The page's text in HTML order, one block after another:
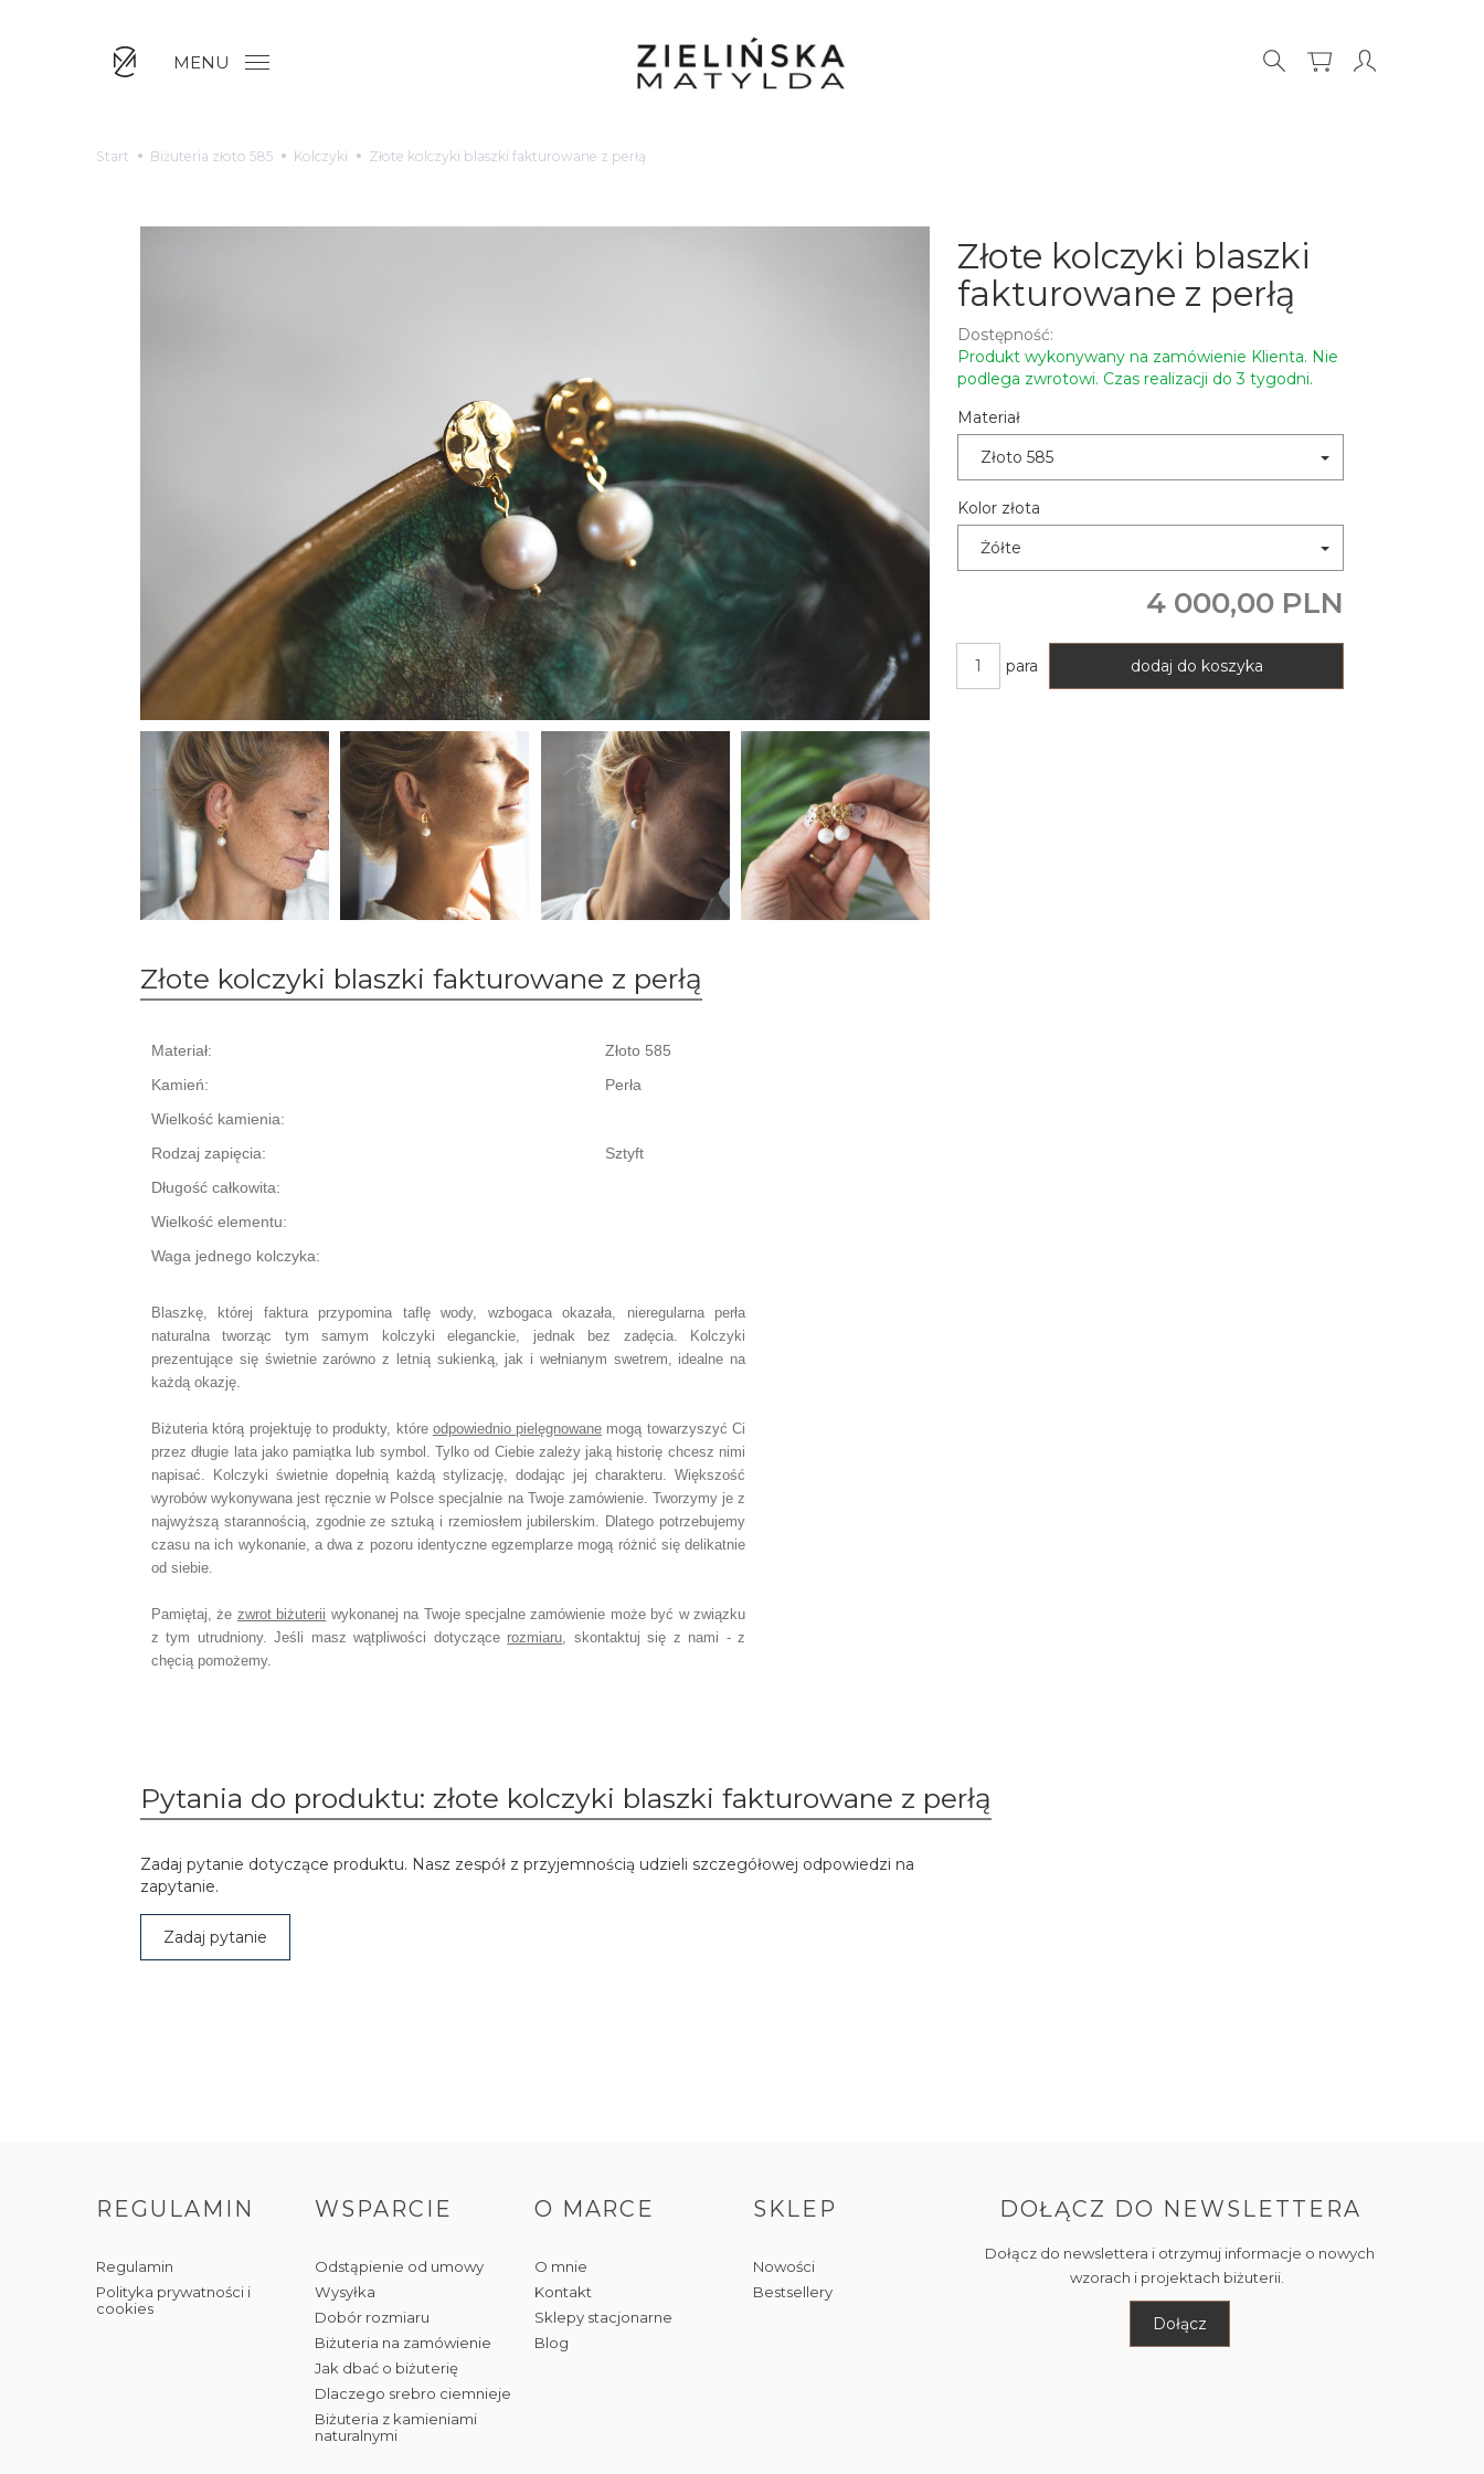
MENU
Start Biżuteria złoto 585 Kolczyki Złote kolczyki blaszki fakturowane z perłą
Złote kolczyki blaszki
fakturowane z perłą
Dostępność:
Produkt wykonywany na zamówienie Klienta. Nie
podlega zwrotowi. Czas realizacji do 3 tygodni.
Materiał
Złoto 585
Kolor złota
Żółte
4 000,00 PLN
para dodaj do koszyka
Złote kolczyki blaszki fakturowane z perłą
Materiał:
Złoto 585
Kamień:
Perła
Wielkość kamienia:
Rodzaj zapięcia:
Sztyft
Długość całkowita:
Wielkość elementu:
Waga jednego kolczyka:
Blaszkę, której faktura przypomina taflę wody, wzbogaca okazała, nieregularna perła
naturalna tworząc tym samym kolczyki eleganckie, jednak bez zadęcia. Kolczyki
prezentujące się świetnie zarówno z letnią sukienką, jak i wełnianym swetrem, idealne na
każdą okazję.
Biżuteria którą projektuję to produkty, które odpowiednio pielęgnowane mogą towarzyszyć Ci
przez długie lata jako pamiątka lub symbol. Tylko od Ciebie zależy jaką historię chcesz nimi
napisać.
Kolczyki świetnie dopełnią każdą stylizację, dodając jej charakteru. Większość
wyrobów wykonywana jest ręcznie w Polsce specjalnie na Twoje zamówienie. Tworzymy je z
najwyższą starannością, zgodnie ze sztuką i rzemiosłem jubilerskim. Dlatego potrzebujemy
czasu na ich wykonanie, a dwa z pozoru identyczne egzemplarze mogą różnić się delikatnie
od siebie.
Pamiętaj, że zwrot biżuterii wykonanej na Twoje specjalne zamówienie może być w związku
z tym utrudniony. Jeśli masz wątpliwości dotyczące rozmiaru, skontaktuj się z nami - z
chęcią pomożemy.
Pytania do produktu: złote kolczyki blaszki fakturowane z perłą
Zadaj pytanie dotyczące produktu. Nasz zespół z przyjemnością udzieli szczegółowej odpowiedzi na
zapytanie.
Zadaj pytanie
REGULAMIN
Regulamin
Polityka prywatności i
cookies
WSPARCIE
Odstąpienie od umowy
Wysyłka
Dobór rozmiaru
Biżuteria na zamówienie
Jak dbać o biżuterię
Dlaczego srebro ciemnieje
Biżuteria z kamieniami
naturalnymi
O MARCE
O mnie
Kontakt
Sklepy stacjonarne
Blog
SKLEP
Nowości
Bestsellery
DOŁĄCZ DO NEWSLETTERA
Dołącz do newslettera i otrzymuj informacje o nowych
wzorach i projektach biżuterii.
Dołącz